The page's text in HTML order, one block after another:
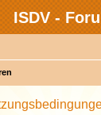
ISDV -